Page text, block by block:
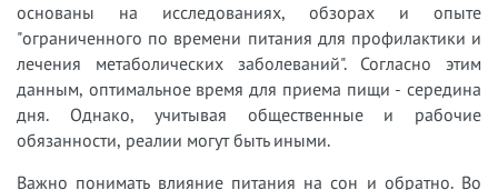
основаны на исследованиях, обзорах и опыте
"ограниченного по времени питания для профилактики и
лечения метаболических заболеваний". Согласно этим
данным, оптимальное время для приема пищи - середина
дня. Однако, учитывая общественные и рабочие
обязанности, реалии могут быть иными.
Важно понимать влияние питания на сон и обратно. Во